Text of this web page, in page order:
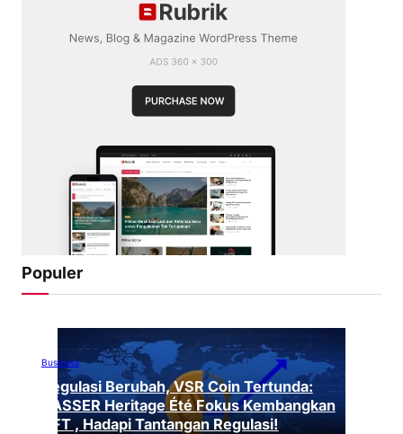
Populer
Business
Regulasi Berubah, VSR Coin Tertunda:
VASSER Heritage Été Fokus Kembangkan
NFT , Hadapi Tantangan Regulasi!